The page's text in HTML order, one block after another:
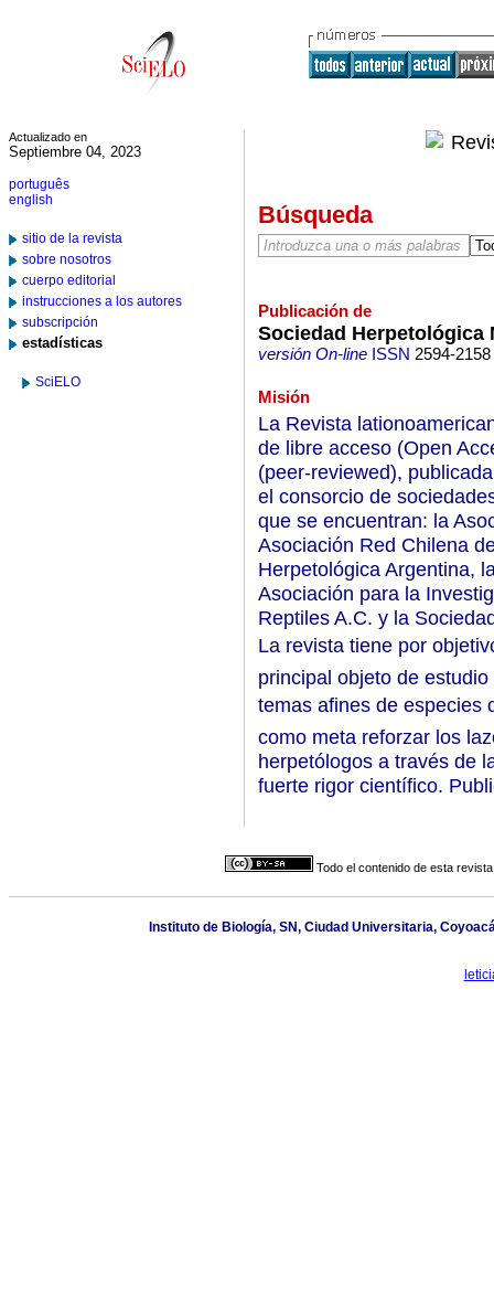
Actualizado en
Septiembre 04, 2023
português
english
sitio de la revista
sobre nosotros
cuerpo editorial
instrucciones a los autores
subscripción
estadísticas
SciELO
Búsqueda
Publicación de
Sociedad Herpetológica
versión On-lineISSN 2594-2158
Misión
La Revista
de libre acceso (Open
(peer-reviewed),
el consorcio de
que se encuentran: la
Asociación Red Chilena
Herpetológica Argentina,
Asociación para la
Reptiles A.C. y la
La revista tiene por
principal objeto de
temas afines de especies
como meta reforzar los
herpetólogos a través de
fuerte rigor científico.
Todo el contenido de esta
Instituto de Biología, SN, Ciudad Universitaria,